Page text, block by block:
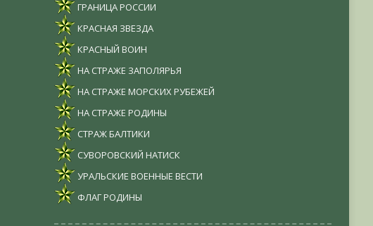
ГРАНИЦА РОССИИ
КРАСНАЯ ЗВЕЗДА
КРАСНЫЙ ВОИН
НА СТРАЖЕ ЗАПОЛЯРЬЯ
НА СТРАЖЕ МОРСКИХ РУБЕЖЕЙ
НА СТРАЖЕ РОДИНЫ
СТРАЖ БАЛТИКИ
СУВОРОВСКИЙ НАТИСК
УРАЛЬСКИЕ ВОЕННЫЕ ВЕСТИ
ФЛАГ РОДИНЫ